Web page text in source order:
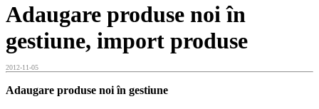
Adaugare produse noi în
gestiune, import produse
2012-11-05
Adaugare produse noi în gestiune